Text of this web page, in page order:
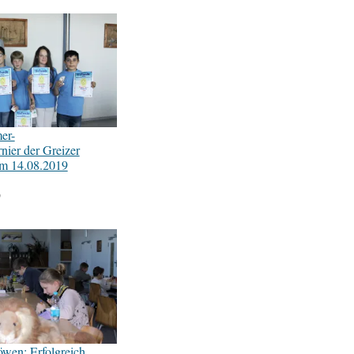
der Greizer
14.08.2019